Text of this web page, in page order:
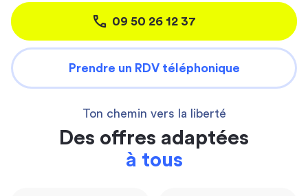
09 50 26 12 37
Prendre un RDV téléphonique
Ton chemin vers la liberté
Des offres adaptées
à tous